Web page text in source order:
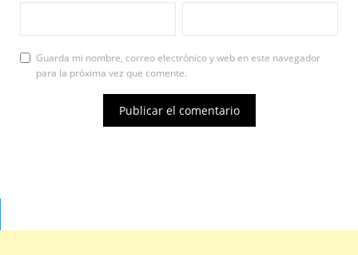
Guarda mi nombre, correo electrónico y web en este navegador
para la próxima vez que comente.